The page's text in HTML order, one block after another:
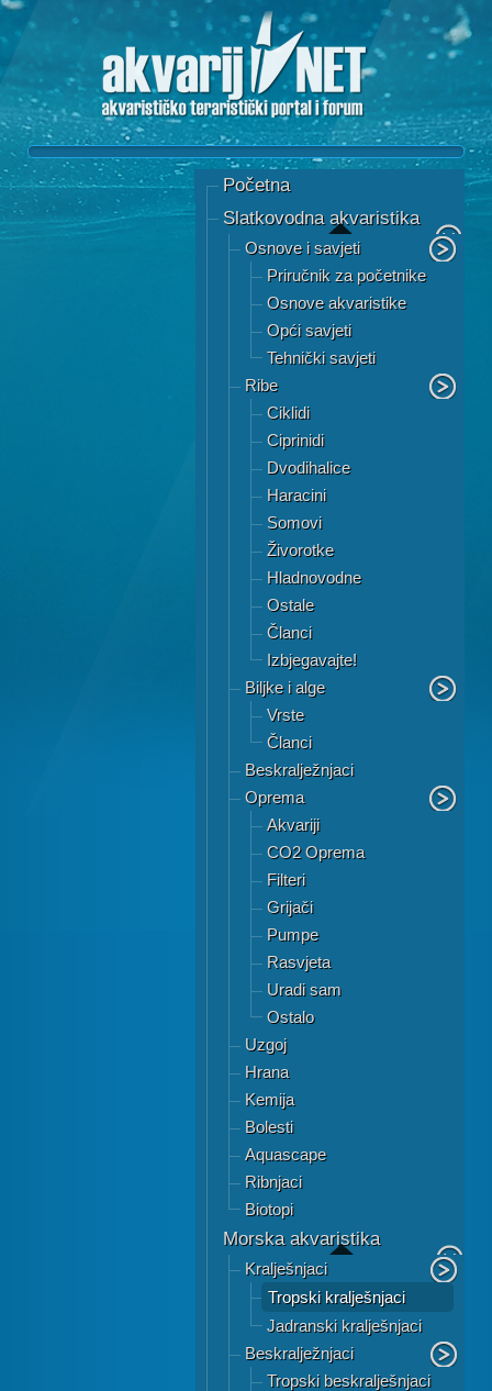
Početna
Slatkovodna akvaristika
Osnove i savjeti
Priručnik za početnike
Osnove akvaristike
Opći savjeti
Tehnički savjeti
Ribe
Ciklidi
Ciprinidi
Dvodihalice
Haracini
Somovi
Živorotke
Hladnovodne
Ostale
Članci
Izbjegavajte!
Biljke i alge
Vrste
Članci
Beskralježnjaci
Oprema
Akvariji
CO2 Oprema
Filteri
Grijači
Pumpe
Rasvjeta
Uradi sam
Ostalo
Uzgoj
Hrana
Kemija
Bolesti
Aquascape
Ribnjaci
Biotopi
Morska akvaristika
Kralješnjaci
Tropski kralješnjaci
Jadranski kralješnjaci
Beskralježnjaci
Tropski beskralješnjaci